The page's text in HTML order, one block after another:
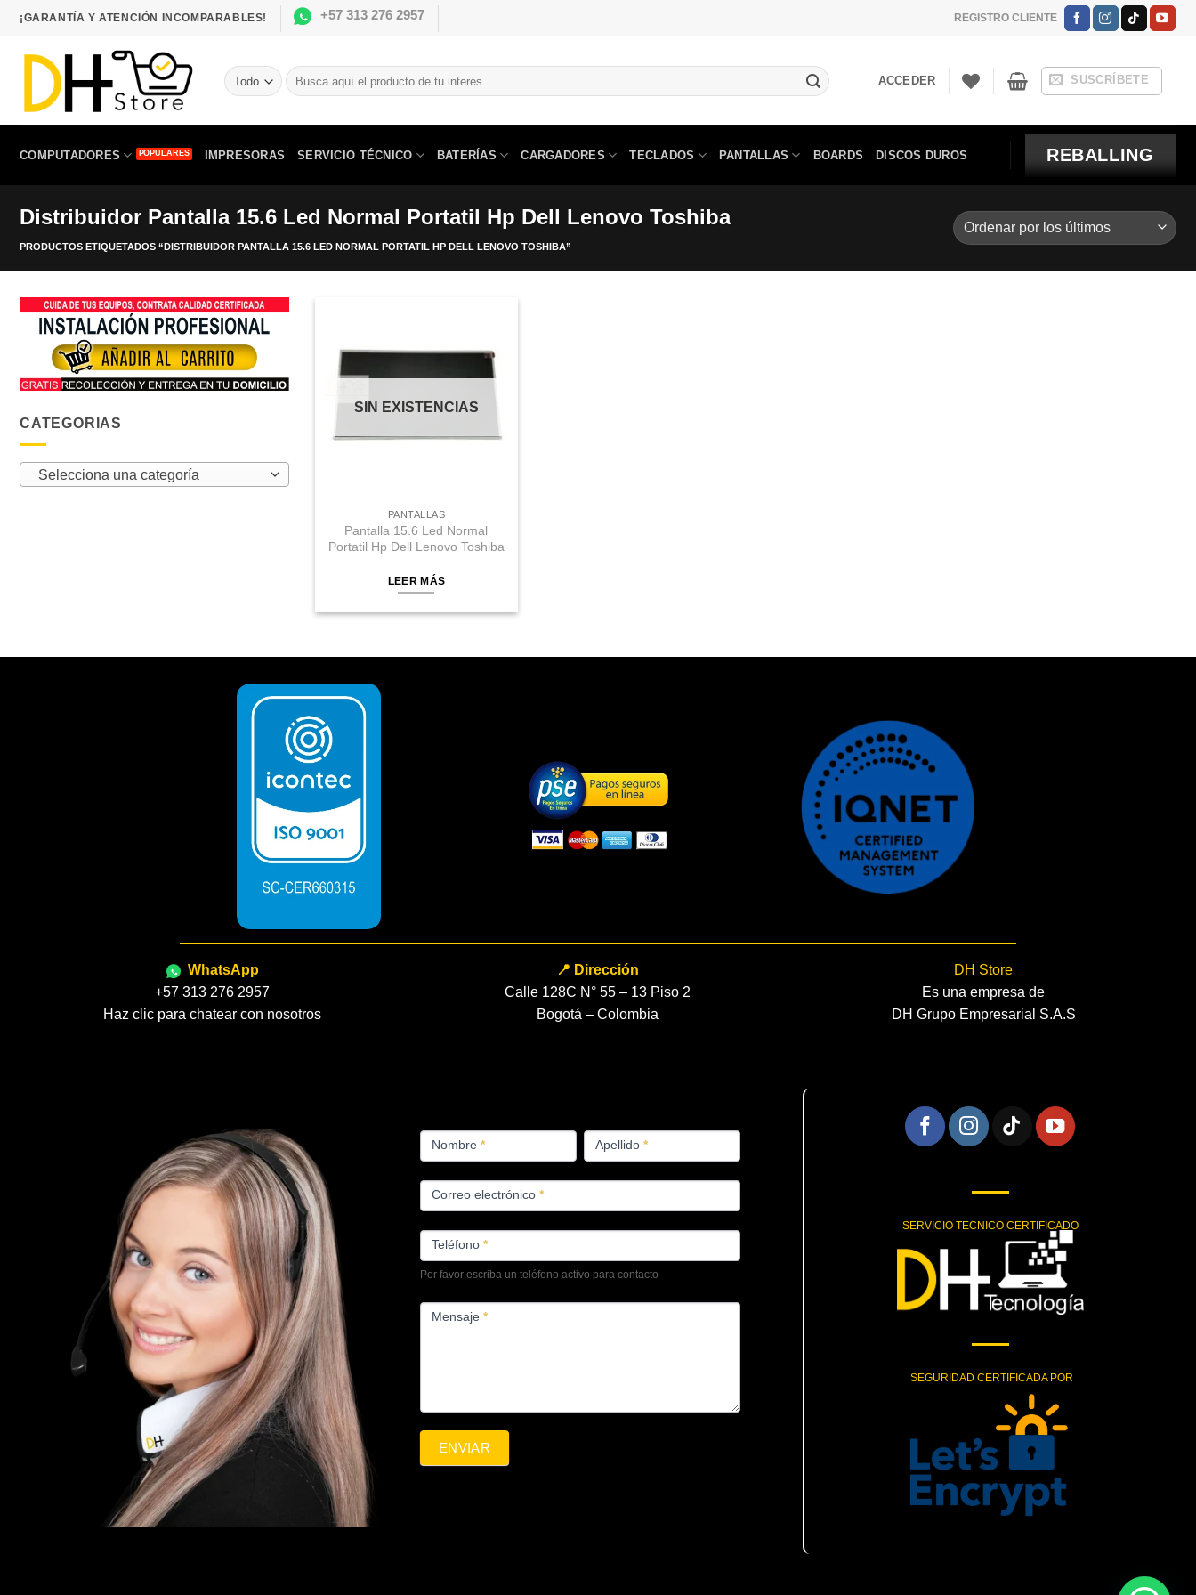
Saltar
contenido
¡GARANTÍA Y ATENCIÓN INCOMPARABLES! +57 313 276 2957 REGISTRO CLIENTE
Buscar
por:
ACCEDER SUSCRÍBETE
COMPUTADORES IMPRESORAS SERVICIO TÉCNICO BATERÍAS CARGADORES TECLADOS PANTALLAS BOARDS DISCOS DUROS REBALLING
Distribuidor Pantalla 15.6 Led Normal Portatil Hp Dell Lenovo Toshiba
PRODUCTOS ETIQUETADOS “DISTRIBUIDOR PANTALLA 15.6 LED NORMAL PORTATIL HP DELL LENOVO TOSHIBA”
CATEGORIAS
Selecciona una categoría
Despues
SIN EXISTENCIAS
PANTALLAS
Pantalla 15.6 Led Normal
Portatil Hp Dell Lenovo Toshiba
LEER MÁS
WhatsApp
+57 313 276 2957
Haz clic para chatear con nosotros
📍 Dirección
Calle 128C N° 55 – 13 Piso 2
Bogotá – Colombia
DH Store
Es una empresa de
DH Grupo Empresarial S.A.S
PRODUCTOS
Nombre * Apellido *
Correo electrónico *
Teléfono *
Por favor escriba un teléfono activo para contacto
Mensaje *
ENVIAR
SERVICIO TECNICO CERTIFICADO
SEGURIDAD CERTIFICADA POR